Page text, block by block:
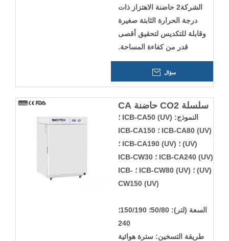
الشركة2 حاضنة الاهتزاز ذات
درجة الحرارة الثابتة صغيرة
وقابلة للتكديس لتحقيق أقصى
قدر من كفاءة المساحة.
سؤال
سلسلة CO2 حاضنة CA
النموذج: ICB-CA50 (UV) ؛
ICB-CA80 (UV) ؛ ICB-CA150
(UV) ؛ ICB-CA190 (UV) ؛
ICB-CA240 (UV) ؛ ICB-CW30
(UV) ؛ ICB-CW80 (UV) ؛ ICB-
CW150 (UV)
السعة (لتر): 50/80؛ 150/190؛
240
طريقة التسخين: سترة هوائية